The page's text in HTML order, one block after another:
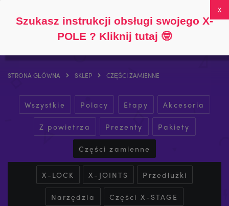
0
STRONA GŁÓWNA SKLEP CZĘŚCI ZAMIENNE
Wszystkie Polacy Etapy Akcesoria
Z powietrza Prezenty Pakiety
Części zamienne
X-LOCK X-JOINTS Przedłużki
Narzędzia Części X-STAGE
Szukasz instrukcji obsługi swojego X-
POLE ? Kliknij tutaj 🤓